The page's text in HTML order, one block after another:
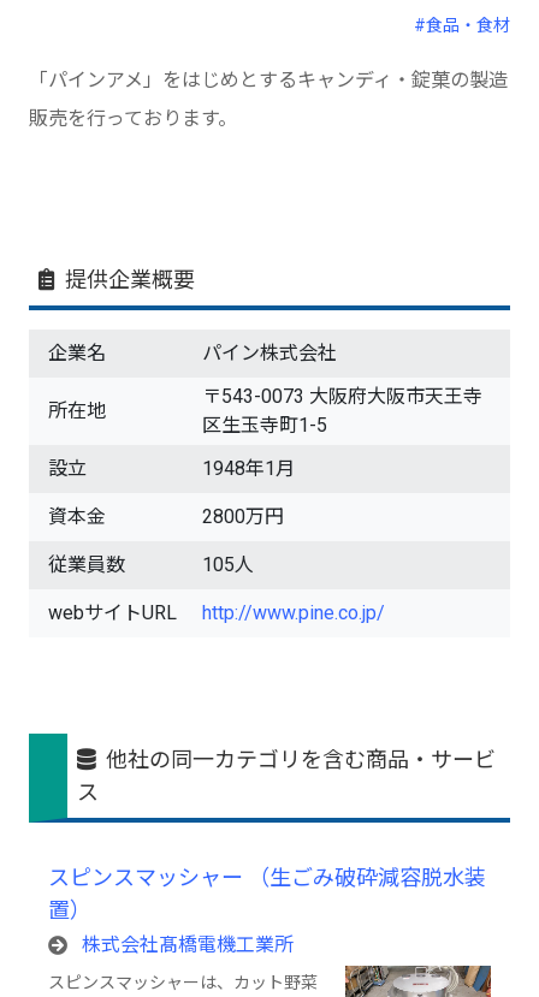
#食品・食材
「パインアメ」をはじめとするキャンディ・錠菓の製造
販売を行っております。
提供企業概要
企業名 パイン株式会社
所在地
〒543-0073 大阪府大阪市天王寺
区生玉寺町1-5
設立
1948年1月
資本金 2800万円
従業員数 105人
webサイトURL http://www.pine.co.jp/
他社の同一カテゴリを含む商品・サービ
ス
スピンスマッシャー （生ごみ破砕減容脱水装
置）
株式会社髙橋電機工業所
スピンスマッシャーは、カット野菜